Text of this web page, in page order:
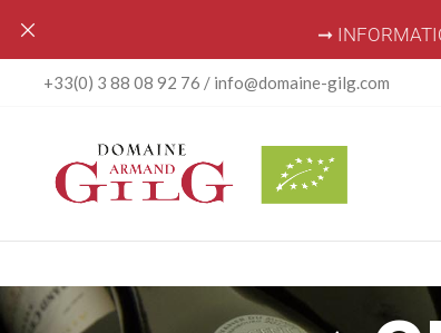
+33(0) 3 88 08 92 76 / info@domaine-gilg.com
➞